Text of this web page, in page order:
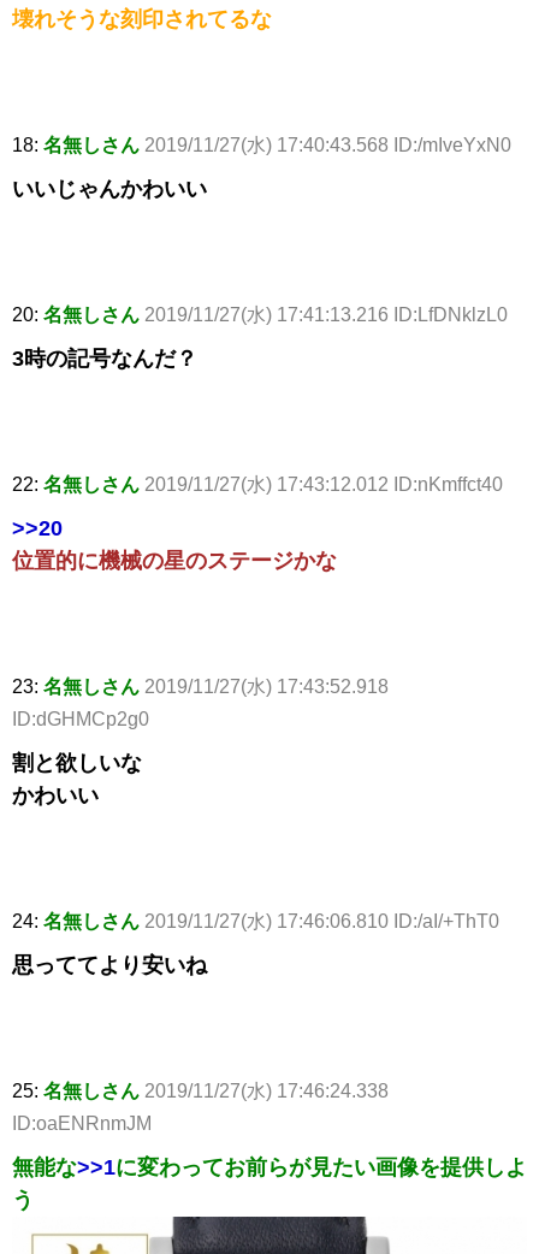
壊れそうな刻印されてるな
18: 名無しさん 2019/11/27(水) 17:40:43.568 ID:/mIveYxN0
いいじゃんかわいい
20: 名無しさん 2019/11/27(水) 17:41:13.216 ID:LfDNklzL0
3時の記号なんだ？
22: 名無しさん 2019/11/27(水) 17:43:12.012 ID:nKmffct40
>>20
位置的に機械の星のステージかな
23: 名無しさん 2019/11/27(水) 17:43:52.918
ID:dGHMCp2g0
割と欲しいな
かわいい
24: 名無しさん 2019/11/27(水) 17:46:06.810 ID:/aI/+ThT0
思っててより安いね
25: 名無しさん 2019/11/27(水) 17:46:24.338
ID:oaENRnmJM
無能な>>1に変わってお前らが見たい画像を提供しよ
う